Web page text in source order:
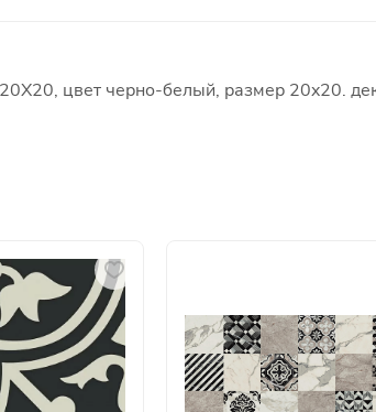
цвет черно-белый, размер 20x20.